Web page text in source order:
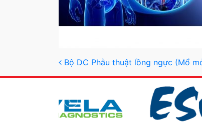
Post navigation
Bộ DC Phẫu thuật lồng ngực (Mổ